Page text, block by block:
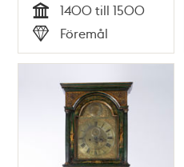
Tid
1400 till 1500
Typ
Föremål